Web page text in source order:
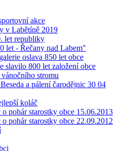
akce
v Labětíně 2019
let republiky
let - Řečany nad Labem"
oslava 850 let obce
slavilo 800 let založení obce
stromu
a pálení čarodějnic 30 04
koláč
pohár starostky obce 15.06.2013
pohár starostky obce 22.09.2012